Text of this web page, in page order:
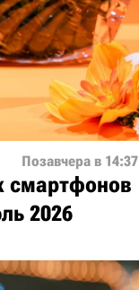
Позавчера в 14:37
2026